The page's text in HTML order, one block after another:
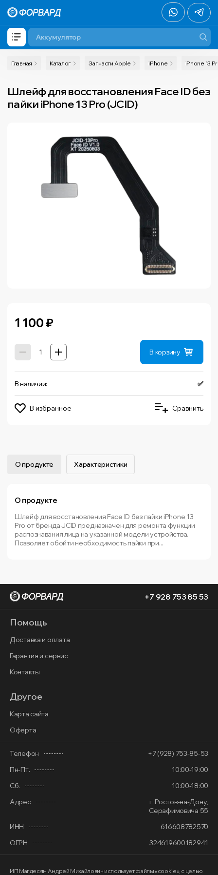
Главная Каталог Запчасти Apple iPhone iPhone 13
Шлейф для восстановления Face ID без
пайки iPhone 13 Pro (JCID)
1 100₽
В корзину
В наличии: ✅
В избранное Сравнить
О продукте Характеристики
О продукте
Шлейф для восстановления Face ID без пайки iPhone 13
Pro от бренда JCID предназначен для ремонта функции
распознавания лица на указанной модели устройства.
Позволяет обойти необходимость пайки при...
+7 928 753 85 53
Помощь
Доставка и оплата
Гарантия и сервис
Контакты
Другое
Карта сайта
Оферта
Телефон
+7 (928) 753-85-53
Пн-Пт.
10:00-19:00
Сб.
10:00-18:00
Адрес
г. Ростов-на-Дону,
Серафимовича 55
ИНН
616608782570
ОГРН
324619600182941
ИП Магдесян Андрей Михайлович использует файлы «cookie», с целью